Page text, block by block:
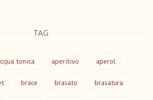
TAG
tonica aperitivo aperol
brace brasato brasatura